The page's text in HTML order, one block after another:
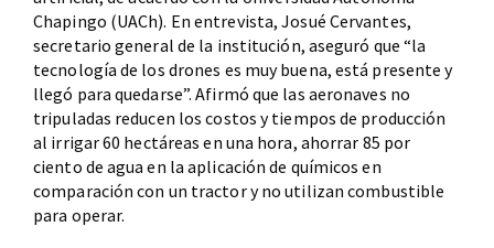
Chapingo (UACh). En entrevista, Josué Cervantes,
secretario general de la institución, aseguró que “la
tecnología de los drones es muy buena, está presente y
llegó para quedarse”. Afirmó que las aeronaves no
tripuladas reducen los costos y tiempos de producción
al irrigar 60 hectáreas en una hora, ahorrar 85 por
ciento de agua en la aplicación de químicos en
comparación con un tractor y no utilizan combustible
para operar.